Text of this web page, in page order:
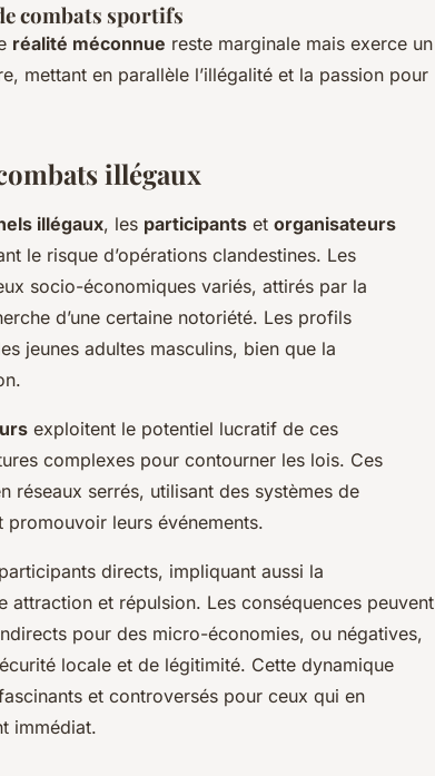
combats sportifs
réalité méconnue reste marginale mais exerce un
mettant en parallèle l’illégalité et la passion pour
illégaux
illégaux, les participants et organisateurs
le risque d’opérations clandestines. Les
socio-économiques variés, attirés par la
d’une certaine notoriété. Les profils
jeunes adultes masculins, bien que la
exploitent le potentiel lucratif de ces
complexes pour contourner les lois. Ces
réseaux serrés, utilisant des systèmes de
leurs événements.
directs, impliquant aussi la
attraction et répulsion. Les conséquences peuvent
pour des micro-économies, ou négatives,
locale et de légitimité. Cette dynamique
et controversés pour ceux qui en
immédiat.